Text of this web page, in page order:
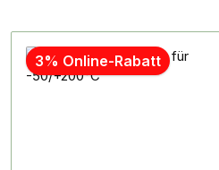
3% Online-Rabatt